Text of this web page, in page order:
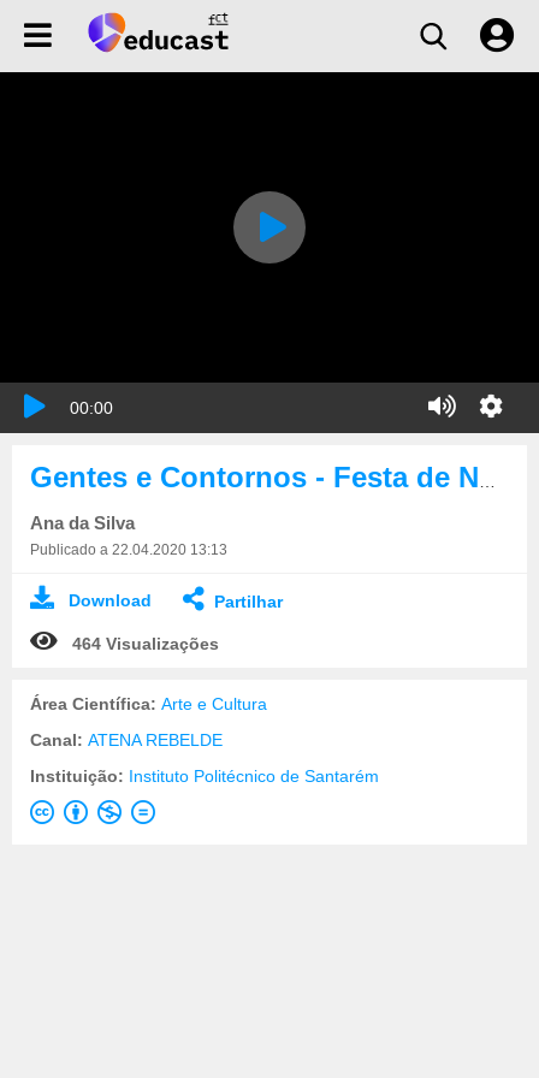
00:00
Ana da Silva
Publicado a 22.04.2020 13:13
Download Partilhar
464 Visualizações
Área Científica: Arte e Cultura
Canal: ATENA REBELDE
Instituição: Instituto Politécnico de Santarém